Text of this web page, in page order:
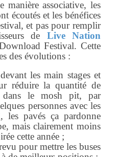
manière associative, les
écoutés et les bénéfices
et pas pour remplir
de Live Nation
Festival. Cette
des évolutions :
les main stages et
réduire la quantité de
dans le mosh pit, par
personnes avec les
les pavés ça pardonne
mais clairement moins
cette année ;
pour mettre les buses